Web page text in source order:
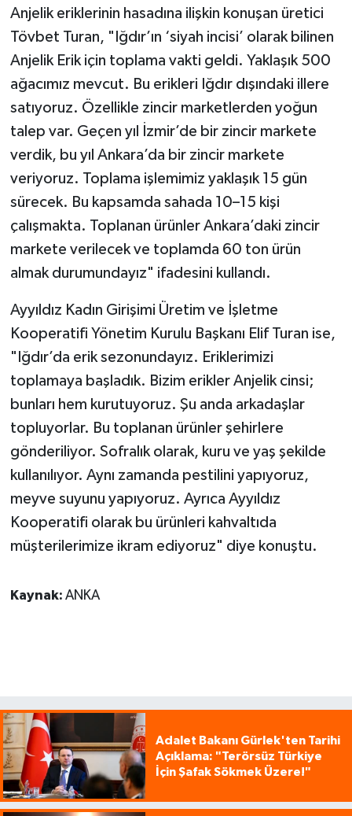
Anjelik eriklerinin hasadına ilişkin konuşan üretici
Tövbet Turan, "Iğdır’ın ‘siyah incisi’ olarak bilinen
Anjelik Erik için toplama vakti geldi. Yaklaşık 500
ağacımız mevcut. Bu erikleri Iğdır dışındaki illere
satıyoruz. Özellikle zincir marketlerden yoğun
talep var. Geçen yıl İzmir’de bir zincir markete
verdik, bu yıl Ankara’da bir zincir markete
veriyoruz. Toplama işlemimiz yaklaşık 15 gün
sürecek. Bu kapsamda sahada 10–15 kişi
çalışmakta. Toplanan ürünler Ankara’daki zincir
markete verilecek ve toplamda 60 ton ürün
almak durumundayız" ifadesini kullandı.
Ayyıldız Kadın Girişimi Üretim ve İşletme
Kooperatifi Yönetim Kurulu Başkanı Elif Turan ise,
"Iğdır’da erik sezonundayız. Eriklerimizi
toplamaya başladık. Bizim erikler Anjelik cinsi;
bunları hem kurutuyoruz. Şu anda arkadaşlar
topluyorlar. Bu toplanan ürünler şehirlere
gönderiliyor. Sofralık olarak, kuru ve yaş şekilde
kullanılıyor. Aynı zamanda pestilini yapıyoruz,
meyve suyunu yapıyoruz. Ayrıca Ayyıldız
Kooperatifi olarak bu ürünleri kahvaltıda
müşterilerimize ikram ediyoruz" diye konuştu.
Kaynak: ANKA
Adalet Bakanı Gürlek'ten Tarihi
Açıklama: "Terörsüz Türkiye
İçin Şafak Sökmek Üzere!"